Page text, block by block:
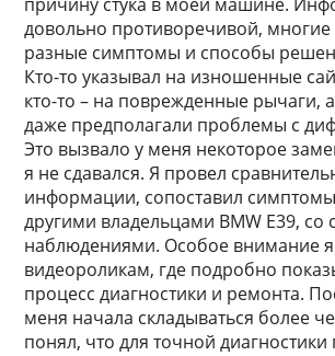
довольно противоречивой,
разные симптомы и способы
Кто-то указывал на изношенные
кто-то – на поврежденные рычаги,
даже предполагали проблемы с
Это вызвало у меня некоторое
я не сдавался. Я провел
информации, сопоставил
другими владельцами BMW E39, со
наблюдениями. Особое внимание я
видеороликам, где подробно
процесс диагностики и ремонта.
меня начала складываться более
понял, что для точной диагностики